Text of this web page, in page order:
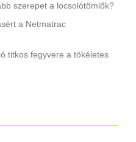
szerepet a locsolótömlők?
a Netmatrac
titkos fegyvere a tökéletes